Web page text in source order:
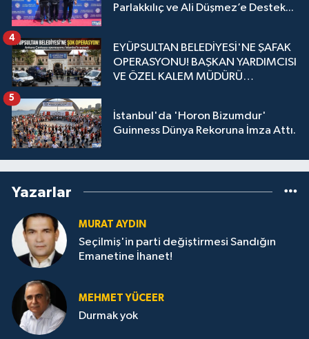
Parlakkılıç ve Ali Düşmez’e Destek...
EYÜPSULTAN BELEDİYESİ'NE ŞAFAK
OPERASYONU! BAŞKAN YARDIMCISI
VE ÖZEL KALEM MÜDÜRÜ
4
İstanbul'da 'Horon Bizumdur'
Guinness Dünya Rekoruna İmza Attı.
5
Yazarlar
MURAT AYDIN
Seçilmiş'in parti değiştirmesi Sandığın
Emanetine İhanet!
MEHMET YÜCEER
Durmak yok